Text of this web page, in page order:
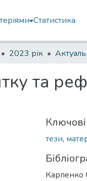
Статистика
2023 рік
та
тези,
Карпенко